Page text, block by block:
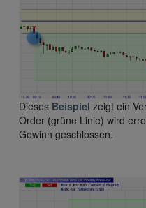
Dieses Beispiel zeigt ein
Order (grüne Linie) wird
Gewinn geschlossen.